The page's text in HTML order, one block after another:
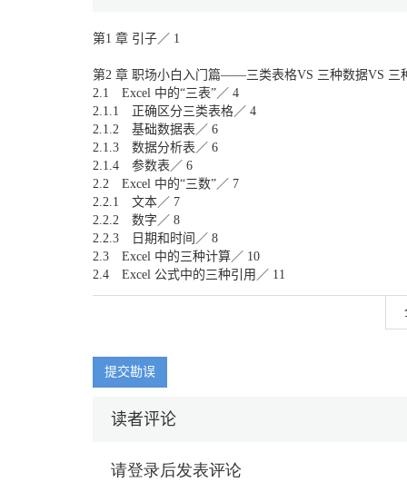
第1 章 引子／ 1
第2 章 职场小白入门篇——三类表格VS 三种数据VS 三
2.1 Excel 中的“三表”／ 4
2.1.1 正确区分三类表格／ 4
2.1.2 基础数据表／ 6
2.1.3 数据分析表／ 6
2.1.4 参数表／ 6
2.2 Excel 中的“三数”／ 7
2.2.1 文本／ 7
2.2.2 数字／ 8
2.2.3 日期和时间／ 8
2.3 Excel 中的三种计算／ 10
2.4 Excel 公式中的三种引用／ 11
3.1.2 基础数据录入的加速器——数据有效性／ 19
3.2.2 常用的日期函数／ 33
3.3.2 定位填充——大量数据的批量处理／ 48
提交勘误
读者评论